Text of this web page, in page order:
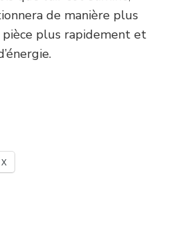
de manière plus
pièce plus rapidement et
X